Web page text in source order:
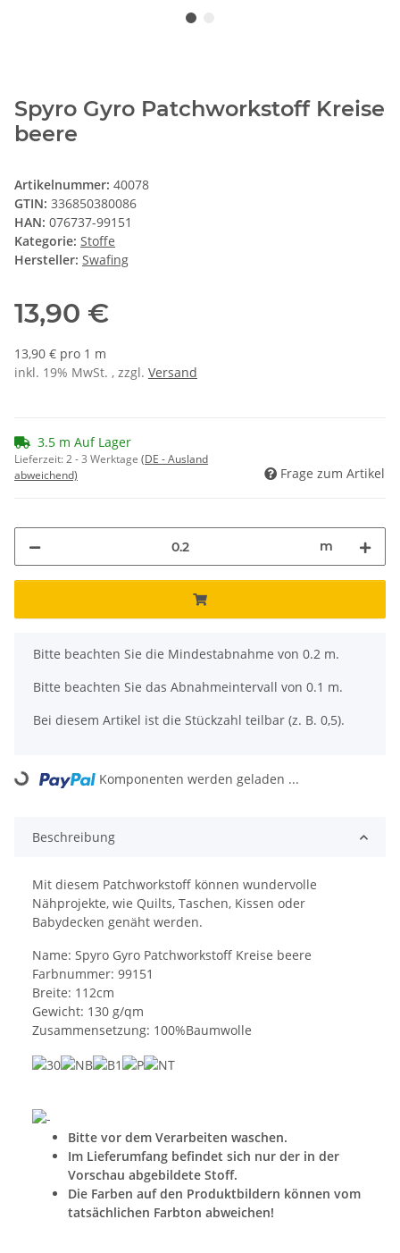
Spyro Gyro Patchworkstoff Kreise
beere
Artikelnummer: 40078
GTIN: 336850380086
HAN: 076737-99151
Kategorie: Stoffe
Hersteller: Swafing
13,90 €
13,90 € pro 1 m
inkl. 19% MwSt. , zzgl. Versand
3.5 m Auf Lager
Lieferzeit:2 - 3 Werktage (DE - Ausland
abweichend)
Frage zum Artikel
m
x
Bitte beachten Sie die Mindestabnahme von 0.2 m.
Bitte beachten Sie das Abnahmeintervall von 0.1 m.
Bei diesem Artikel ist die Stückzahl teilbar (z. B. 0,5).
Loading... Komponenten werden geladen ...
Beschreibung
Mit diesem Patchworkstoff können wundervolle
Nähprojekte, wie Quilts, Taschen, Kissen oder
Babydecken genäht werden.
Name: Spyro Gyro Patchworkstoff Kreise beere
Farbnummer: 99151
Breite: 112cm
Gewicht: 130 g/qm
Zusammensetzung: 100%Baumwolle
Bitte vor dem Verarbeiten waschen.
Im Lieferumfang befindet sich nur der in der
Vorschau abgebildete Stoff.
Die Farben auf den Produktbildern können vom
tatsächlichen Farbton abweichen!